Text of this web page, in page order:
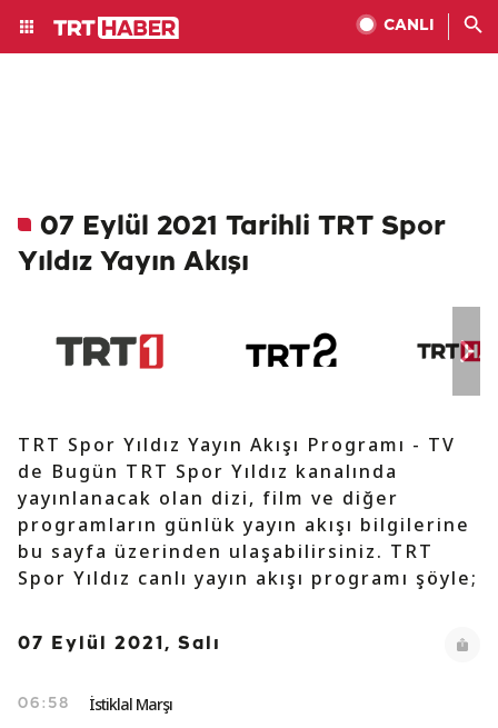
CANLI
07 Eylül 2021 Tarihli TRT Spor
Yıldız Yayın Akışı
TRT Spor Yıldız Yayın Akışı Programı - TV
de Bugün TRT Spor Yıldız kanalında
yayınlanacak olan dizi, film ve diğer
programların günlük yayın akışı bilgilerine
bu sayfa üzerinden ulaşabilirsiniz. TRT
Spor Yıldız canlı yayın akışı programı şöyle;
07 Eylül 2021, Salı
06:58 İstiklal Marşı